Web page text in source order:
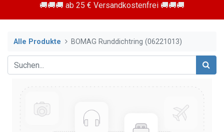
🚚🚚🚚 ab 25 € Versandkostenfrei 🚚🚚🚚
Alle Produkte BOMAG Runddichtring (06221013)